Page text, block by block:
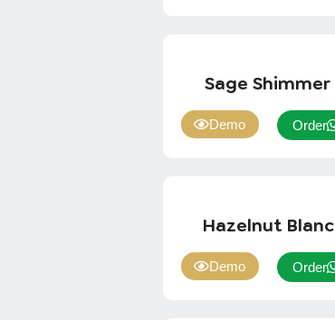
Sage Shimmer
Demo Order
Hazelnut Blanc
Demo Order